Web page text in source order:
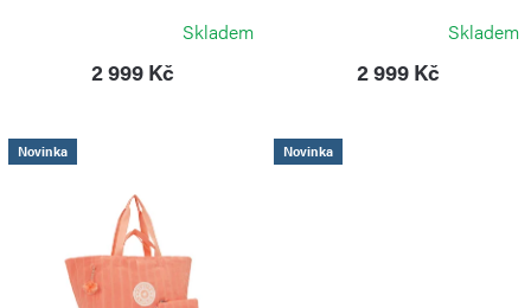
t
ů
Skladem
2 999 Kč
Skladem
2 999 Kč
Novinka Novinka